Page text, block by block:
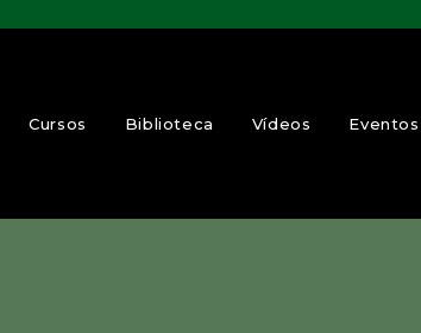
Cursos Biblioteca Vídeos Eventos